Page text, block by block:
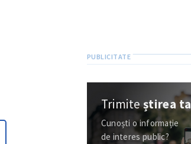
Trimiteștirea ta
Cunoști o informație
de interes public?